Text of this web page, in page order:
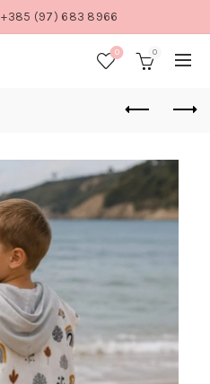
+385 (97) 683 8966
0 0